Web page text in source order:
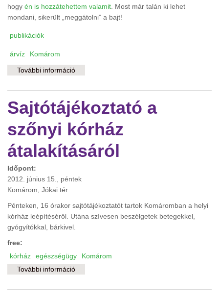
hogy én is hozzátehettem valamit . Most már talán ki lehet
mondani, sikerült „meggátolni” a bajt!
publikációk
árvíz Komárom
További információ
Sajtótájékoztató a
szőnyi kórház
átalakításáról
Időpont:
2012. június 15., péntek
Komárom, Jókai tér
Pénteken, 16 órakor sajtótájékoztatót tartok Komáromban a helyi
kórház leépítéséről. Utána szívesen beszélgetek betegekkel,
gyógyítókkal, bárkivel.
free:
kórház
egészségügy
Komárom
További információ